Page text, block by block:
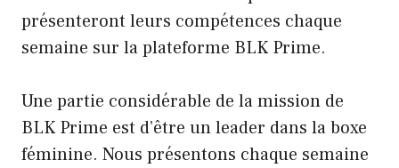
présenteront leurs compétences chaque
semaine sur la plateforme BLK Prime.
Une partie considérable de la mission de
BLK Prime est d’être un leader dans la boxe
féminine. Nous présentons chaque semaine